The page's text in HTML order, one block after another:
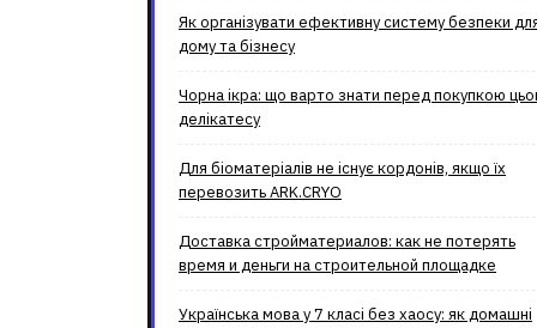
Як організувати ефективну систему безпеки
дому та бізнесу
Чорна ікра: що варто знати перед покупкою
делікатесу
Для біоматеріалів не існує кордонів, якщо їх
перевозить ARK.CRYO
Доставка стройматериалов: как не потерять
время и деньги на строительной площадке
Українська мова у 7 класі без хаосу: як домашні